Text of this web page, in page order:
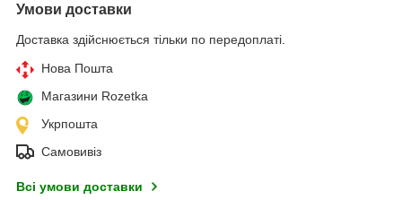
Умови доставки
Доставка здійснюється тільки по передоплаті.
Нова Пошта
Магазини Rozetka
Укрпошта
Самовивіз
Всі умови доставки